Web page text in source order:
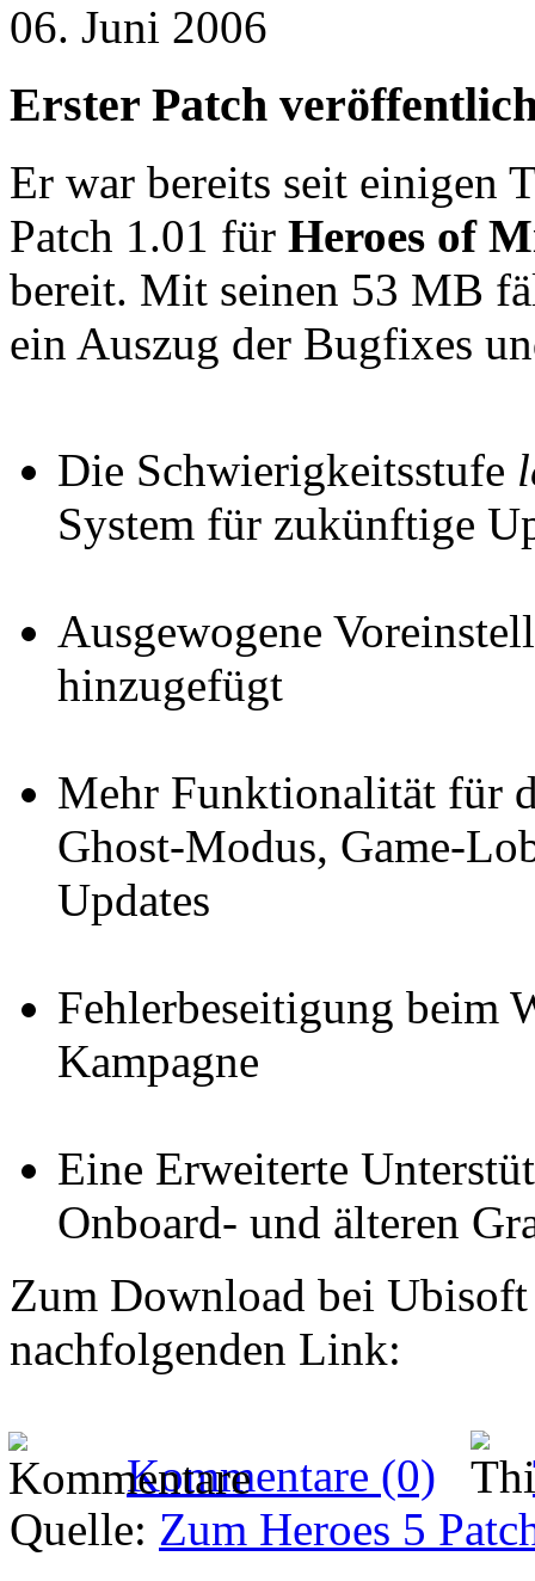
06. Juni 2006
Erster Patch
Er war bereits seit einigen
Patch 1.01 für Heroes of
bereit. Mit seinen 53 MB
ein Auszug der Bugfixes
Die Schwierigkeitsstufe
System für zukünftige
Ausgewogene
hinzugefügt
Mehr Funktionalität für
Ghost-Modus, Game-
Updates
Fehlerbeseitigung beim
Kampagne
Eine Erweiterte
Onboard- und älteren
Zum Download bei
nachfolgenden Link:
Kommentare (0)
Quelle: Zum Heroes 5